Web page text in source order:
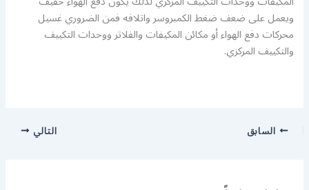
ويعمل على ضعف ضغط الكمبروسر واتلافه فمن الضروري غسيل
محركات دفع الهواء أو مكائن المكيفات والفلاتر ووحدات التكييف
والتكييف المركزي.
السابق التالي